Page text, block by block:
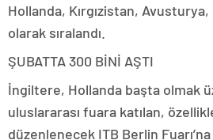
Hollanda, Kırgızistan,
olarak sıralandı.
ŞUBATTA 300 BİNİ AŞTI
İngiltere, Hollanda başta olmak
uluslararası fuara katılan,
düzenlenecek ITB Berlin Fuarı’na